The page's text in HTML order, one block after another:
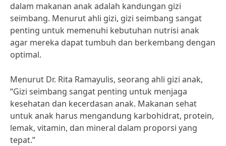
dalam makanan anak adalah kandungan gizi
seimbang. Menurut ahli gizi, gizi seimbang sangat
penting untuk memenuhi kebutuhan nutrisi anak
agar mereka dapat tumbuh dan berkembang dengan
optimal.
Menurut Dr. Rita Ramayulis, seorang ahli gizi anak,
“Gizi seimbang sangat penting untuk menjaga
kesehatan dan kecerdasan anak. Makanan sehat
untuk anak harus mengandung karbohidrat, protein,
lemak, vitamin, dan mineral dalam proporsi yang
tepat.”